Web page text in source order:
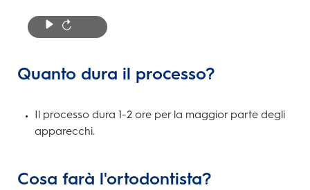
Quanto dura il processo?
Il processo dura 1-2 ore per la maggior parte degli
apparecchi.
Cosa farà l'ortodontista?